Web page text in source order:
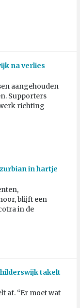
na verlies
aangehouden
Supporters
richting
in hartje
blijft een
in de
takelt
af. “Er moet wat